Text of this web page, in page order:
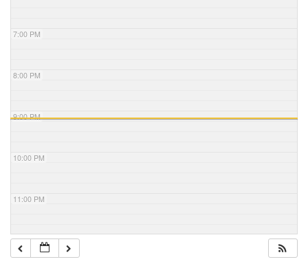
7:00 PM
8:00 PM
9:00 PM
10:00 PM
11:00 PM